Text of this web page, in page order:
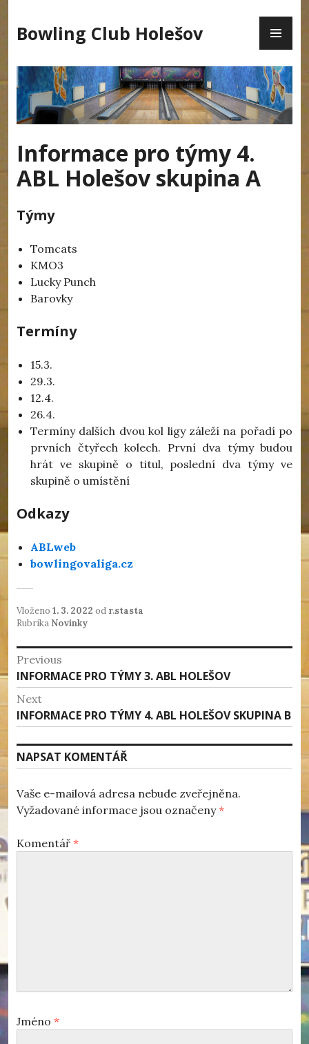
to
content
Bowling Club Holešov
Informace pro týmy 4.
ABL Holešov skupina A
Týmy
Tomcats
KMO3
Lucky Punch
Barovky
Termíny
15.3.
29.3.
12.4.
26.4.
Termíny dalších dvou kol ligy záleží na pořadí po
prvních čtyřech kolech. První dva týmy budou
hrát ve skupině o titul, poslední dva týmy ve
skupině o umístění
Odkazy
ABLweb
bowlingovaliga.cz
Vloženo 1. 3. 2022 od r.stasta
Rubrika Novinky
Navigace
pro
příspěvek
Previous
Previous
post:
INFORMACE PRO TÝMY 3. ABL HOLEŠOV
Next
Next
post:
INFORMACE PRO TÝMY 4. ABL HOLEŠOV SKUPINA B
NAPSAT KOMENTÁŘ
Vaše e-mailová adresa nebude zveřejněna.
Vyžadované informace jsou označeny*
Komentář *
Jméno *